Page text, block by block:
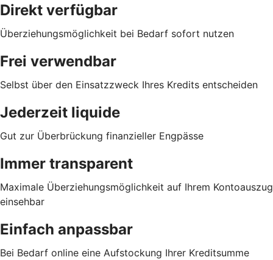
Direkt verfügbar
Überziehungsmöglichkeit bei Bedarf sofort nutzen
Frei verwendbar
Selbst über den Einsatzzweck Ihres Kredits entscheiden
Jederzeit liquide
Gut zur Überbrückung finanzieller Engpässe
Immer transparent
Maximale Überziehungsmöglichkeit auf Ihrem Kontoauszug
einsehbar
Einfach anpassbar
Bei Bedarf online eine Aufstockung Ihrer Kreditsumme